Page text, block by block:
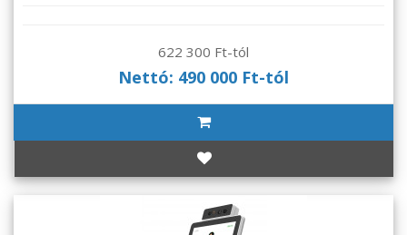
622 300 Ft-tól
Nettó: 490 000 Ft-tól